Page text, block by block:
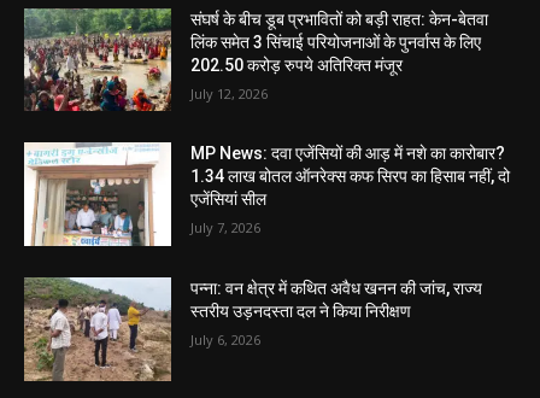
संघर्ष के बीच डूब प्रभावितों को बड़ी राहत: केन-बेतवा
लिंक समेत 3 सिंचाई परियोजनाओं के पुनर्वास के लिए
202.50 करोड़ रुपये अतिरिक्त मंजूर
July 12, 2026
MP News: दवा एजेंसियों की आड़ में नशे का कारोबार?
1.34 लाख बोतल ऑनरेक्स कफ सिरप का हिसाब नहीं, दो
एजेंसियां सील
July 7, 2026
पन्ना: वन क्षेत्र में कथित अवैध खनन की जांच, राज्य
स्तरीय उड़नदस्ता दल ने किया निरीक्षण
July 6, 2026